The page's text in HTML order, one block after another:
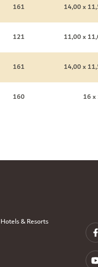
161 14,00 x
121 11,00 x
161 14,00 x
160 16
& Resorts